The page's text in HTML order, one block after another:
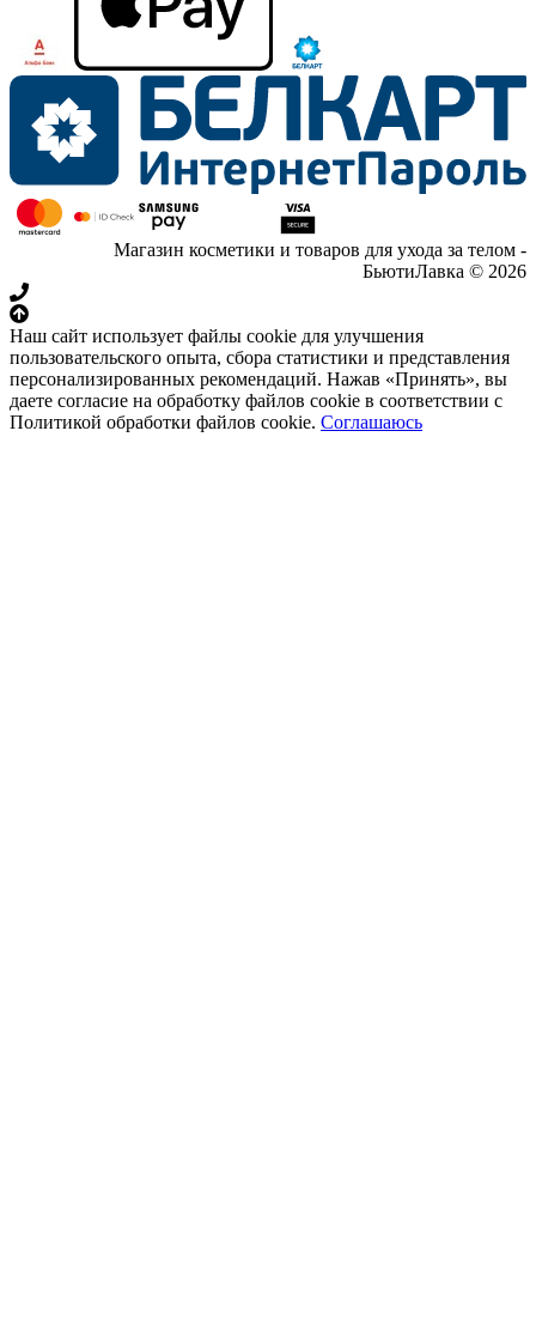
Магазин косметики и товаров для ухода за телом -
БьютиЛавка © 2026
Наш сайт использует файлы cookie для улучшения
пользовательского опыта, сбора статистики и представления
персонализированных рекомендаций. Нажав «Принять», вы
даете согласие на обработку файлов cookie в соответствии с
Политикой обработки файлов cookie. Соглашаюсь